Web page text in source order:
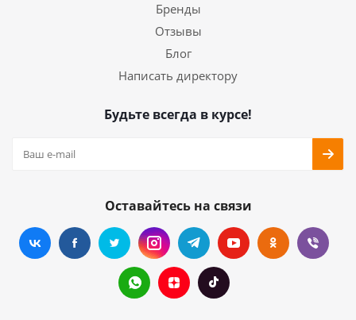
Бренды
Отзывы
Блог
Написать директору
Будьте всегда в курсе!
Оставайтесь на связи